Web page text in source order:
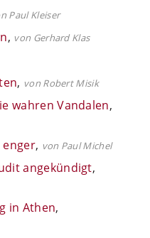
Paul Kleiser
, von Gerhard Klas
, von Robert Misik
wahren Vandalen,
enger, von Paul Michel
angekündigt,
in Athen,